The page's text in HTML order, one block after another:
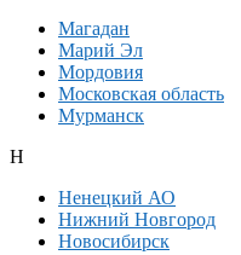
Магадан
Марий Эл
Мордовия
Московская область
Мурманск
Н
Ненецкий АО
Нижний Новгород
Новосибирск